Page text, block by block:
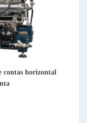
com Material PU